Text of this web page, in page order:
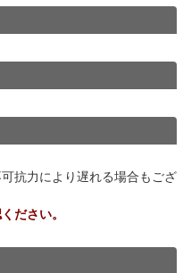
抗力により遅れる場合もござ
ださい。